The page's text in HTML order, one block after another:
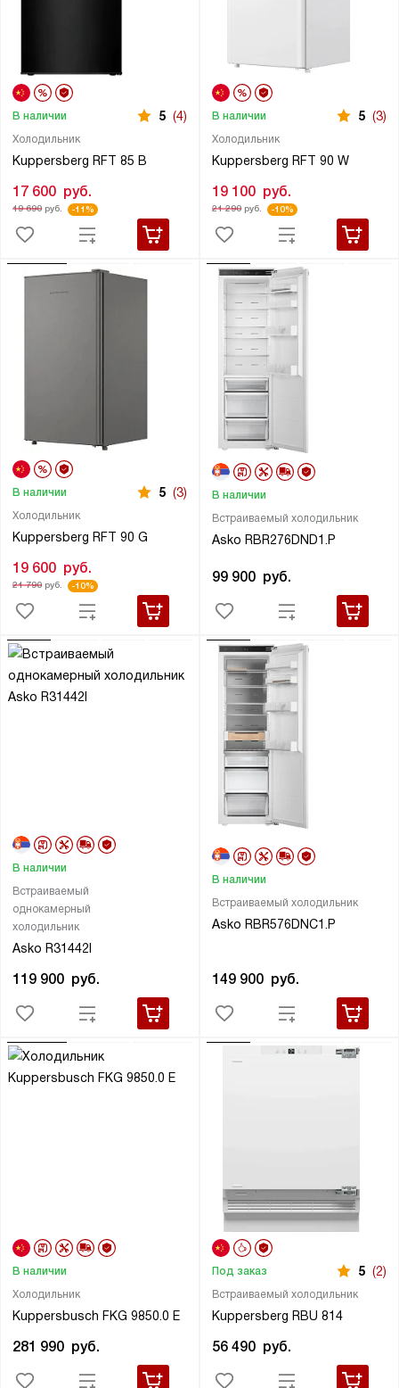
Холодильник
Kuppersberg RFT 85 B
В наличии 5 (4)
17 600 руб.
19 690руб. -11%
Холодильник
Kuppersberg RFT 90 W
В наличии 5 (3)
19 100 руб.
21 290руб. -10%
Холодильник
Kuppersberg RFT 90 G
В наличии 5 (3)
19 600 руб.
21 790руб. -10%
Встраиваемый холодильник
Asko RBR276DND1.P
В наличии
99 900 руб.
Встраиваемый
однокамерный
холодильник
Asko R31442I
В наличии
119 900 руб.
Встраиваемый холодильник
Asko RBR576DNC1.P
В наличии
149 900 руб.
Холодильник
Kuppersbusch FKG 9850.0 E
В наличии
281 990 руб.
Встраиваемый холодильник
Kuppersberg RBU 814
Под заказ 5 (2)
56 490 руб.